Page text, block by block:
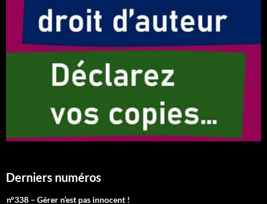
Derniers numéros
n°338 – Gérer n’est pas innocent !